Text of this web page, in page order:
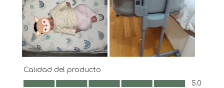
Calidad del producto
Calidad del producto, 5.0 de 5
5.0